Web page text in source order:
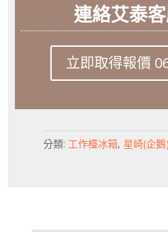
連絡艾泰
立即取得報價
分類: 工作檯冰箱, 星崎(企